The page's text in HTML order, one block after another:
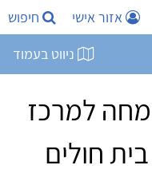
אזור אישי חיפוש
ניווט בעמוד
למרכז
חולים